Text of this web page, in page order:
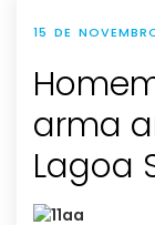
15 DE
arma
Lagoa